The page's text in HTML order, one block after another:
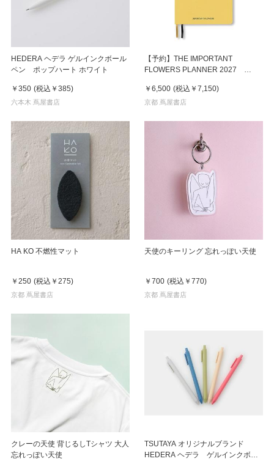
HEDERA ヘデラ ゲルインクボール
ペン ポップハート ホワイト
￥350 (税込 ￥385)
六本木 蔦屋書店
【予約】THE IMPORTANT
FLOWERS PLANNER 2027
予定
￥6,500 (税込 ￥7,150)
京都 蔦屋書店
HA KO 不燃性マット
￥250 (税込 ￥275)
京都 蔦屋書店
天使のキーリング 忘れっぽい天使
￥700 (税込 ￥770)
京都 蔦屋書店
クレーの天使 背じるしTシャツ 大人
忘れっぽい天使
TSUTAYA オリジナルブランド
HEDERA ヘデラ ゲルインクボー